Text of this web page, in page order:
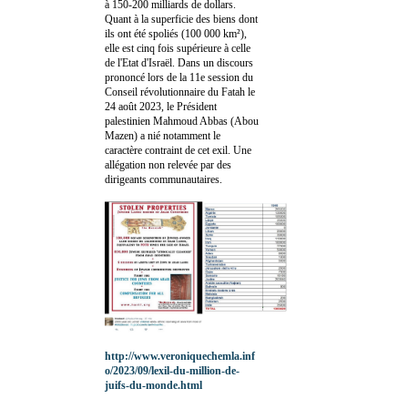
à 150-200 milliards de dollars.
Quant à la superficie des biens dont
ils ont été spoliés (100 000 km²),
elle est cinq fois supérieure à celle
de l'Etat d'Israël. Dans un discours
prononcé lors de la 11e session du
Conseil révolutionnaire du Fatah le
24 août 2023, le Président
palestinien Mahmoud Abbas (Abou
Mazen) a nié notamment le
caractère contraint de cet exil. Une
allégation non relevée par des
dirigeants communautaires.
http://www.veroniquechemla.inf
o/2023/09/lexil-du-million-de-
juifs-du-monde.html